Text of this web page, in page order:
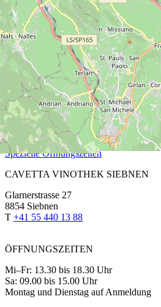
CAVETTA VINOTHEK PFÄFFIKON
Churerstrasse 64
8808 Pfäffikon SZ
T+41 55 420 11 44
ÖFFNUNGSZEITEN
Fr: 13.30 bis 18.30 Uhr
Sa: 9.00 bis 15.00 Uhr
Montag bis Donnerstag auf Anmeldung
Spezielle Öffnungszeiten
CAVETTA VINOTHEK SIEBNEN
Glarnerstrasse 27
8854 Siebnen
T +41 55 440 13 88
ÖFFNUNGSZEITEN
Mi–Fr: 13.30 bis 18.30 Uhr
Sa: 09.00 bis 15.00 Uhr
Montag und Dienstag auf Anmeldung